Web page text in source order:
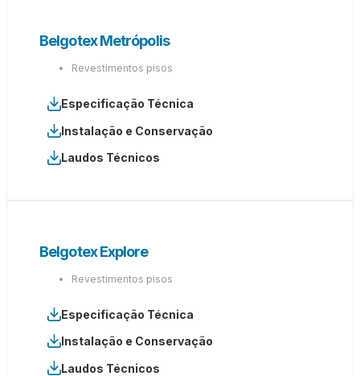
Belgotex Metrópolis
Revestimentos pisos
Especificação Técnica
Instalação e Conservação
Laudos Técnicos
Belgotex Explore
Revestimentos pisos
Especificação Técnica
Instalação e Conservação
Laudos Técnicos